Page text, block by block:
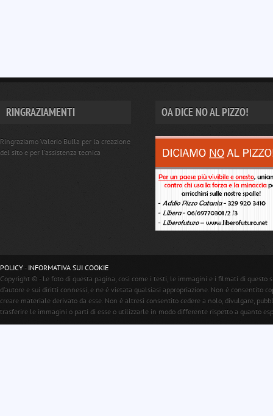
RINGRAZIAMENTI
Ringraziamo Valerio Bulla per la creazione
del sito e per l'assistenza tecnica
OA DICE NO AL PIZZO!
POLICY- INFORMATIVA SUI COOKIE
Copyright © - Le foto di questa pagina, così come i testi, le immagini e i filmati di
d'autore e sui diritti connessi, e ne è vietata qualsiasi appropriazione. Non è consentito
creare materiale derivato da esse. Non è altresì consentito cedere a nolo, divulgare,
trasferire le immagini o parti di esse o utilizzarle in modo differente rispetto a quanto